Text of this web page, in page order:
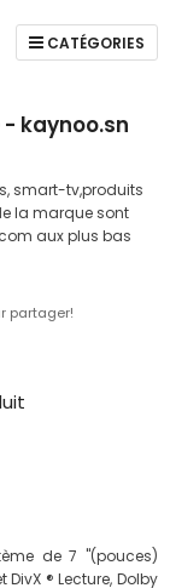
CATÉGORIES
- kaynoo.sn
smart-tv,produits
la marque sont
aux plus bas
partager!
de 7 "(pouces)
® Lecture, Dolby